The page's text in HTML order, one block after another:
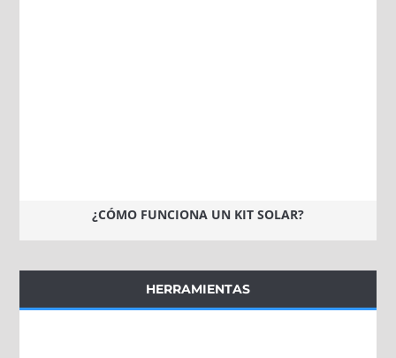
¿CÓMO FUNCIONA UN KIT SOLAR?
HERRAMIENTAS